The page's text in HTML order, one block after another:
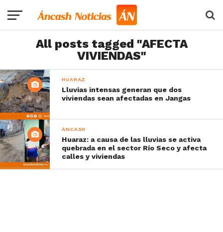
All posts tagged "AFECTA
VIVIENDAS"
HUARAZ
Lluvias intensas generan que dos
viviendas sean afectadas en Jangas
ÁNCASH
Huaraz: a causa de las lluvias se activa
quebrada en el sector Río Seco y afecta
calles y viviendas